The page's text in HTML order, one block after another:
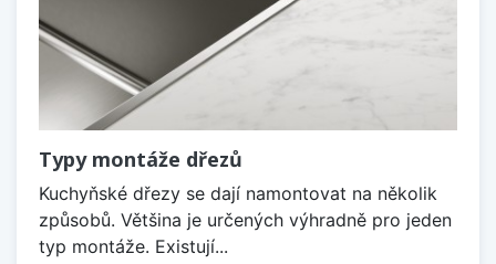
Typy montáže dřezů
Kuchyňské dřezy se dají namontovat na několik
způsobů. Většina je určených výhradně pro jeden
typ montáže. Existují...